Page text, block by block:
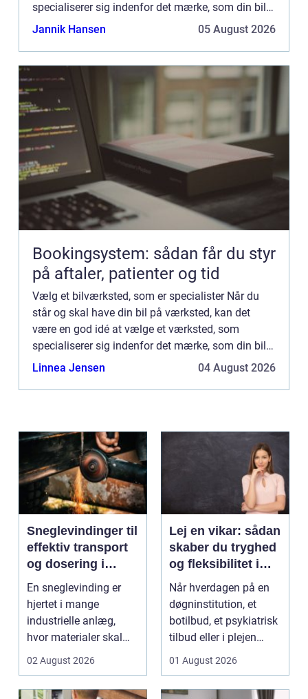
specialiserer sig indenfor det mærke, som din bil
er. De findes derude og er omtrent ligeså billige.
Jannik Hansen 05 August 2026
Bookingsystem: sådan får du styr
på aftaler, patienter og tid
Vælg et bilværksted, som er specialister Når du
står og skal have din bil på værksted, kan det
være en god idé at vælge et værksted, som
specialiserer sig indenfor det mærke, som din bil
er. De findes derude og er omtrent ligeså billige.
Linnea Jensen 04 August 2026
Sneglevindinger til
effektiv transport
og dosering i
industrien
En sneglevinding er
hjertet i mange
industrielle anlæg,
hvor materialer skal
flyttes, doseres eller ...
02 August 2026
Lej en vikar: sådan
skaber du tryghed
og fleksibilitet i
hverdagen
Når hverdagen på en
døgninstitution, et
botilbud, et psykiatrisk
tilbud eller i plejen
pludselig ænd...
01 August 2026